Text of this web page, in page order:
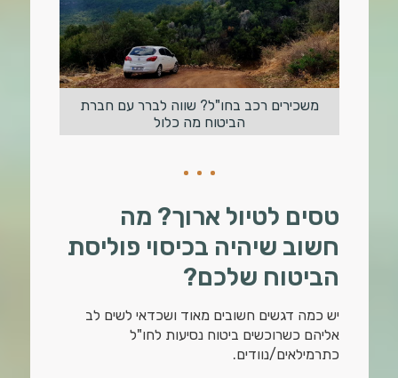
משכירים רכב בחו"ל? שווה לברר עם חברת
הביטוח מה כלול
טסים לטיול ארוך? מה
חשוב שיהיה בכיסוי פוליסת
הביטוח שלכם?
יש כמה דגשים חשובים מאוד ושכדאי לשים לב
אליהם כשרוכשים ביטוח נסיעות לחו"ל
כתרמילאים/נוודים.